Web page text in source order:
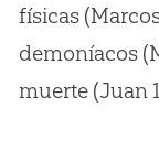
físicas
demoníacos
muerte (Juan